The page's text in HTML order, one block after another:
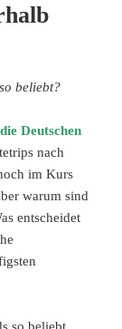
beliebt?
Deutschen
nach
im Kurs
warum sind
entscheidet